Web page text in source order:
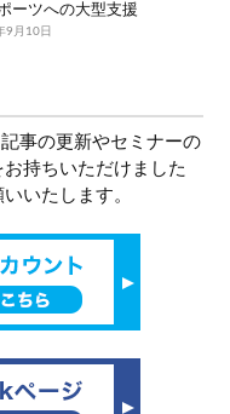
9月10日
ーツへの大型支援
事の更新やセミナーの
持ちいただけました
いたします。